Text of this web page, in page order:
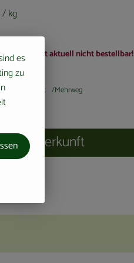
/ kg
Artikel ist aktuell nicht bestellbar!
7% MwSt Mehrweg
Herkunft
es
zu